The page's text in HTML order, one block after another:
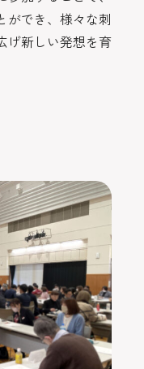
ができ、様々な刺
げ新しい発想を育